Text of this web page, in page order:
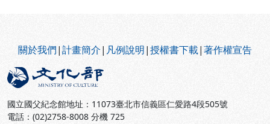
關於我們|計畫簡介| 凡例說明|授權書下載|著作權宣告
國立國父紀念館地址：11073臺北市信義區仁愛路4段505號
電話：(02)2758-8008 分機 725